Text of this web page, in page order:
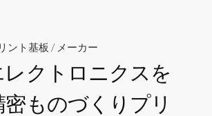
ント基板 / メーカー
クトロニクスを
ものづくりプリ